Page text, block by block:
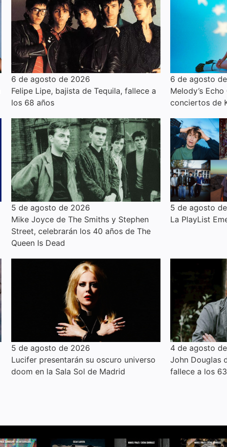
6 de agosto de 2026
Felipe Lipe, bajista de Tequila, fallece a
los 68 años
6 de agosto
Melody’s
conciertos de
5 de agosto de 2026
Mike Joyce de The Smiths y Stephen
Street, celebrarán los 40 años de The
Queen Is Dead
5 de agosto
La PlayList
5 de agosto de 2026
Lucifer presentarán su oscuro universo
doom en la Sala Sol de Madrid
4 de agosto
John Douglas
fallece a los